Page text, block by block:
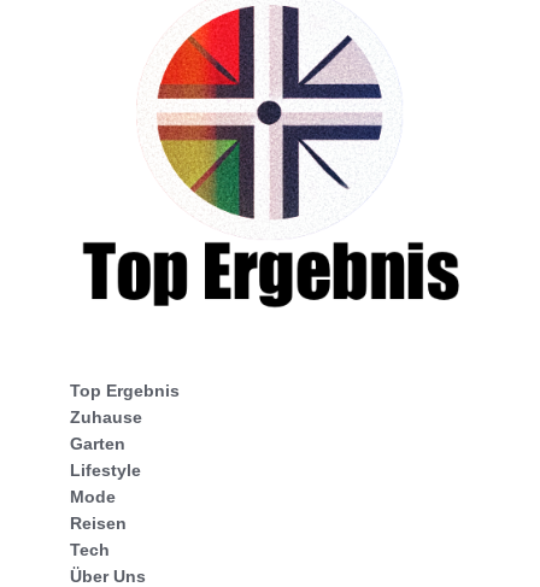
Top Ergebnis
Zuhause
Garten
Lifestyle
Mode
Reisen
Tech
Über Uns